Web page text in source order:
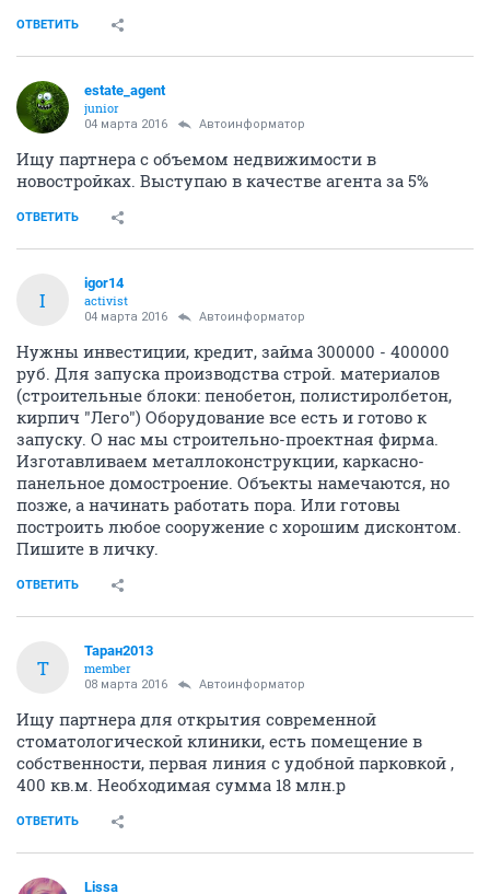
ОТВЕТИТЬ
estate_agent
junior
04 марта 2016 Автоинформатор
Ищу партнера с объемом недвижимости в
новостройках. Выступаю в качестве агента за 5%
ОТВЕТИТЬ
I
igor14
activist
04 марта 2016 Автоинформатор
Нужны инвестиции, кредит, займа 300000 - 400000
руб. Для запуска производства строй. материалов
(строительные блоки: пенобетон, полистиролбетон,
кирпич "Лего") Оборудование все есть и готово к
запуску. О нас мы строительно-проектная фирма.
Изготавливаем металлоконструкции, каркасно-
панельное домостроение. Объекты намечаются, но
позже, а начинать работать пора. Или готовы
построить любое сооружение с хорошим дисконтом.
Пишите в личку.
ОТВЕТИТЬ
Т
Таран2013
member
08 марта 2016 Автоинформатор
Ищу партнера для открытия современной
стоматологической клиники, есть помещение в
собственности, первая линия с удобной парковкой ,
400 кв.м. Необходимая сумма 18 млн.р
ОТВЕТИТЬ
Lissa